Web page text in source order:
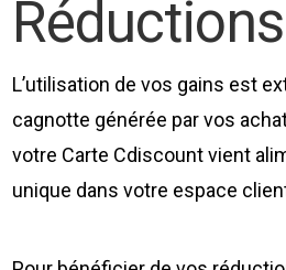
Réductions
L’utilisation de vos gains est
cagnotte générée par vos
votre Carte Cdiscount vient
unique dans votre espace